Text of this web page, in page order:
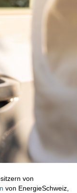
von
von EnergieSchweiz,